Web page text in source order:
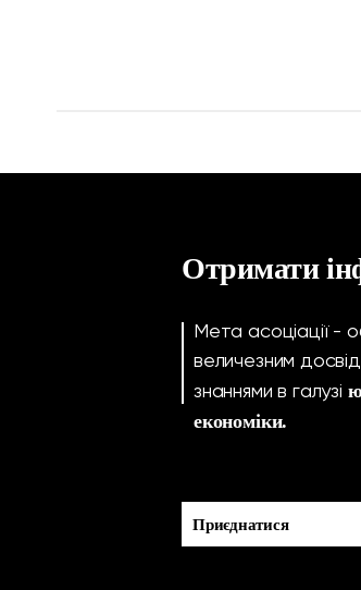
Отримати
Мета асоціації -
величезним
знаннями в галузі
економіки.
Приєднатися